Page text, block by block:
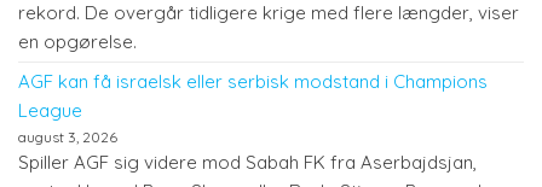
rekord. De overgår tidligere krige med flere længder, viser
en opgørelse.
AGF kan få israelsk eller serbisk modstand i Champions
League
august 3, 2026
Spiller AGF sig videre mod Sabah FK fra Aserbajdsjan,